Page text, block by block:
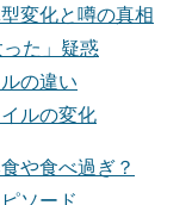
変化と噂の真相
た」疑惑
の違い
ルの変化
や食べ過ぎ？
ソード